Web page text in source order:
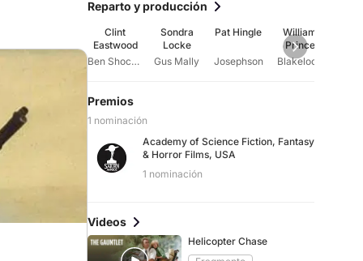
Reparto y producción
Clint
Eastwood
Ben Shockley
Sondra
Locke
Gus Mally
Pat Hingle
Josephson
William
Prince
Blakelock
Premios
1 nominación
Academy of Science Fiction, Fantasy
& Horror Films, USA
1 nominación
Videos
Helicopter Chase